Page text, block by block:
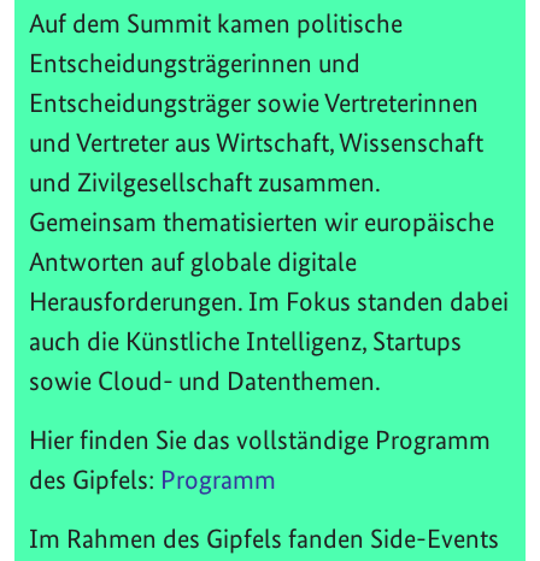
Auf dem Summit kamen politische
Entscheidungsträgerinnen und
Entscheidungsträger sowie Vertreterinnen
und Vertreter aus Wirtschaft, Wissenschaft
und Zivilgesellschaft zusammen.
Gemeinsam thematisierten wir europäische
Antworten auf globale digitale
Herausforderungen. Im Fokus standen dabei
auch die Künstliche Intelligenz, Startups
sowie Cloud- und Datenthemen.
Hier finden Sie das vollständige Programm
des Gipfels: Programm
Im Rahmen des Gipfels fanden Side-Events